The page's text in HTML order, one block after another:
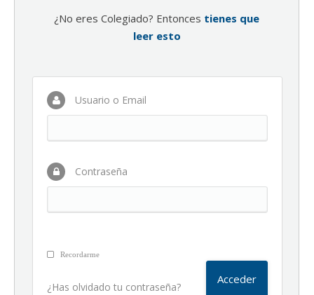
¿No eres Colegiado? Entonces tienes que
leer esto
Usuario o Email
Contraseña
Recordarme
¿Has olvidado tu contraseña?